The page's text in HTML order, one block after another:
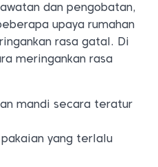
dan pengobatan,
upaya rumahan
rasa gatal. Di
meringankan rasa
mandi secara teratur
yang terlalu